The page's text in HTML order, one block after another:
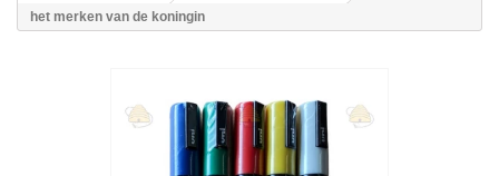
het merken van de koningin